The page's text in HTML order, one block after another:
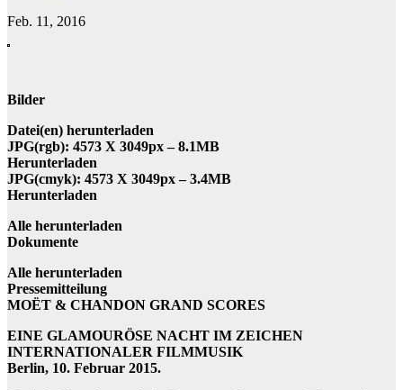
Feb. 11, 2016
Bilder
Datei(en) herunterladen
JPG(rgb): 4573 X 3049px – 8.1MB
Herunterladen
JPG(cmyk): 4573 X 3049px – 3.4MB
Herunterladen
Alle herunterladen
Dokumente
Alle herunterladen
Pressemitteilung
MOËT & CHANDON GRAND SCORES
EINE GLAMOURÖSE NACHT IM ZEICHEN
INTERNATIONALER FILMMUSIK
Berlin, 10. Februar 2015.